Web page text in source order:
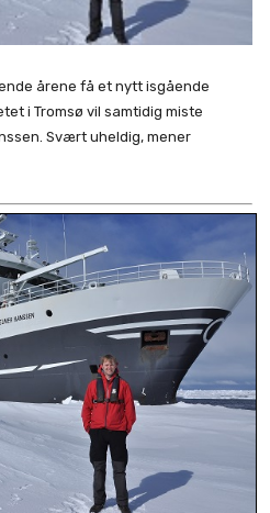
årene få et nytt isgående
i Tromsø vil samtidig miste
Svært uheldig, mener